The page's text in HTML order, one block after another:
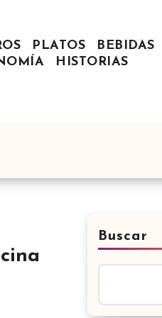
PLATOS
BEBIDAS
HISTORIAS
Buscar